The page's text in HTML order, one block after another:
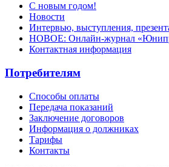
С новым годом!
Новости
Интервью, выступления,
НОВОЕ: Онлайн-журнал
Контактная информация
Потребителям
Способы оплаты
Передача показаний
Заключение договоров
Информация о должниках
Тарифы
Контакты